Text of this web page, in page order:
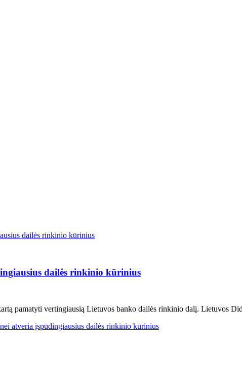
dailės rinkinio kūrinius
pamatyti vertingiausią Lietuvos banko dailės rinkinio dalį. Lietuvos
atveria įspūdingiausius dailės rinkinio kūrinius